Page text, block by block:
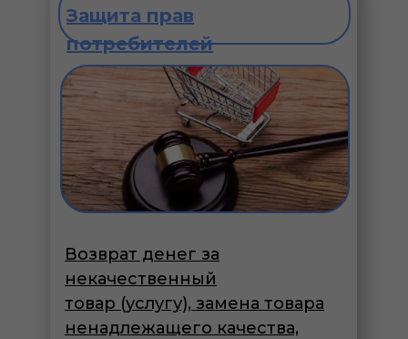
Защита прав
потребителей
Возврат денег за
некачественный
товар (услугу), замена товара
ненадлежащего качества,